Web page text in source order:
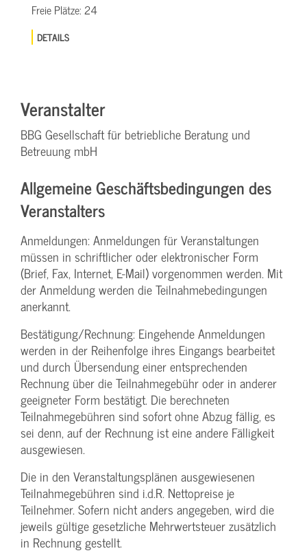
Freie Plätze:24
DETAILS
Veranstalter
BBG Gesellschaft für betriebliche Beratung und
Betreuung mbH
Allgemeine Geschäftsbedingungen des
Veranstalters
Anmeldungen: Anmeldungen für Veranstaltungen
müssen in schriftlicher oder elektronischer Form
(Brief, Fax, Internet, E-Mail) vorgenommen werden. Mit
der Anmeldung werden die Teilnahme­bedingungen
anerkannt.
Bestätigung­/Rechnung: Eingehende Anmeldungen
werden in der Reihenfolge ihres Eingangs bearbeitet
und durch Übersendung einer entsprechenden
Rechnung über die Teilnahmegebühr oder in anderer
geeigneter Form bestätigt. Die berechneten
Teilnahmegebühren sind sofort ohne Abzug fällig, es
sei denn, auf der Rechnung ist eine andere Fälligkeit
ausgewiesen.
Die in den Veranstaltungsplänen ausgewiesenen
Teilnahmegebühren sind i.d.R. Nettopreise je
Teilnehmer. Sofern nicht anders angegeben, wird die
jeweils gültige gesetzliche Mehrwertsteuer zusätzlich
in Rechnung gestellt.